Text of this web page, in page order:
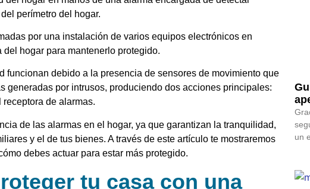
perímetro del hogar.
por una instalación de varios equipos electrónicos en
hogar para mantenerlo protegido.
funcionan debido a la presencia de sensores de movimiento que
generadas por intrusos, produciendo dos acciones principales:
de alarmas.
de las alarmas en el hogar, ya que garantizan la tranquilidad,
y el de tus bienes. A través de este artículo te mostraremos
debes actuar para estar más protegido.
tu casa con una
un